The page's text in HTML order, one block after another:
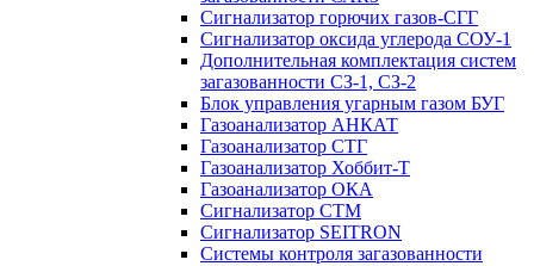
Сигнализатор горючих газов-СГГ
Сигнализатор оксида углерода СОУ-1
Дополнительная комплектация систем
загазованности СЗ-1, СЗ-2
Блок управления угарным газом БУГ
Газоанализатор АНКАТ
Газоанализатор СТГ
Газоанализатор Хоббит-Т
Газоанализатор ОКА
Сигнализатор СТМ
Сигнализатор SEITRON
Системы контроля загазованности